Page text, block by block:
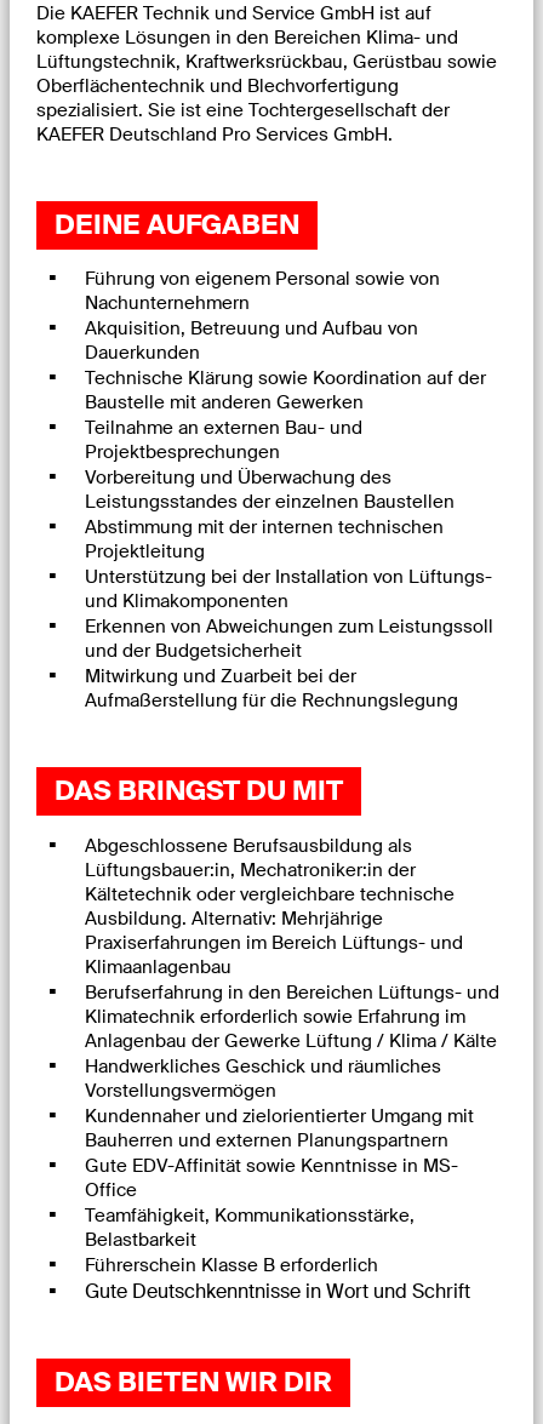
Die KAEFER Technik und Service GmbH ist auf
komplexe Lösungen in den Bereichen Klima- und
Lüftungstechnik, Kraftwerksrückbau, Gerüstbau sowie
Oberflächentechnik und Blechvorfertigung
spezialisiert. Sie ist eine Tochtergesellschaft der
KAEFER Deutschland Pro Services GmbH.
DEINE AUFGABEN
Führung von eigenem Personal sowie von
Nachunternehmern
Akquisition, Betreuung und Aufbau von
Dauerkunden
Technische Klärung sowie Koordination auf der
Baustelle mit anderen Gewerken
Teilnahme an externen Bau- und
Projektbesprechungen
Vorbereitung und Überwachung des
Leistungsstandes der einzelnen Baustellen
Abstimmung mit der internen technischen
Projektleitung
Unterstützung bei der Installation von Lüftungs-
und Klimakomponenten
Erkennen von Abweichungen zum Leistungssoll
und der Budgetsicherheit
Mitwirkung und Zuarbeit bei der
Aufmaßerstellung für die Rechnungslegung
DAS BRINGST DU MIT
Abgeschlossene Berufsausbildung als
Lüftungsbauer:in, Mechatroniker:in der
Kältetechnik oder vergleichbare technische
Ausbildung. Alternativ: Mehrjährige
Praxiserfahrungen im Bereich Lüftungs- und
Klimaanlagenbau
Berufserfahrung in den Bereichen Lüftungs- und
Klimatechnik erforderlich sowie Erfahrung im
Anlagenbau der Gewerke Lüftung / Klima / Kälte
Handwerkliches Geschick und räumliches
Vorstellungsvermögen
Kundennaher und zielorientierter Umgang mit
Bauherren und externen Planungspartnern
Gute EDV-Affinität sowie Kenntnisse in MS-
Office
Teamfähigkeit, Kommunikationsstärke,
Belastbarkeit
Führerschein Klasse B erforderlich
Gute Deutschkenntnisse in Wort und Schrift
DAS BIETEN WIR DIR